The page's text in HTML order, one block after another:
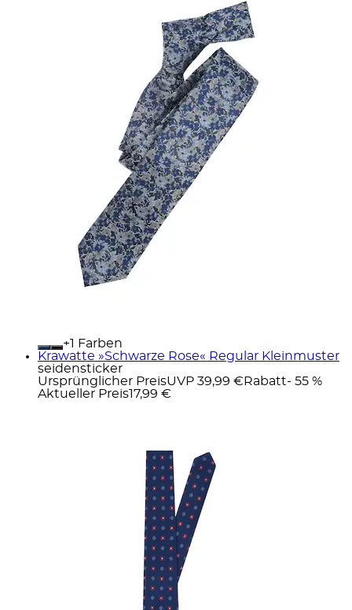
+
Farben
Krawatte »Schwarze Rose« Regular Kleinmuster
seidensticker
Ursprünglicher PreisUVP 39,99 € Rabatt- 55 %
Aktueller Preis17,99 €